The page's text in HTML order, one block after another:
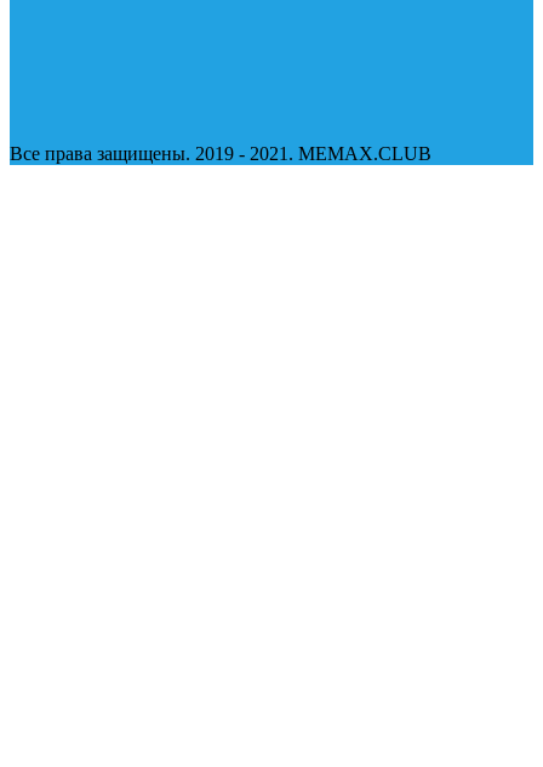
Все права защищены. 2019 - 2021. MEMAX.CLUB